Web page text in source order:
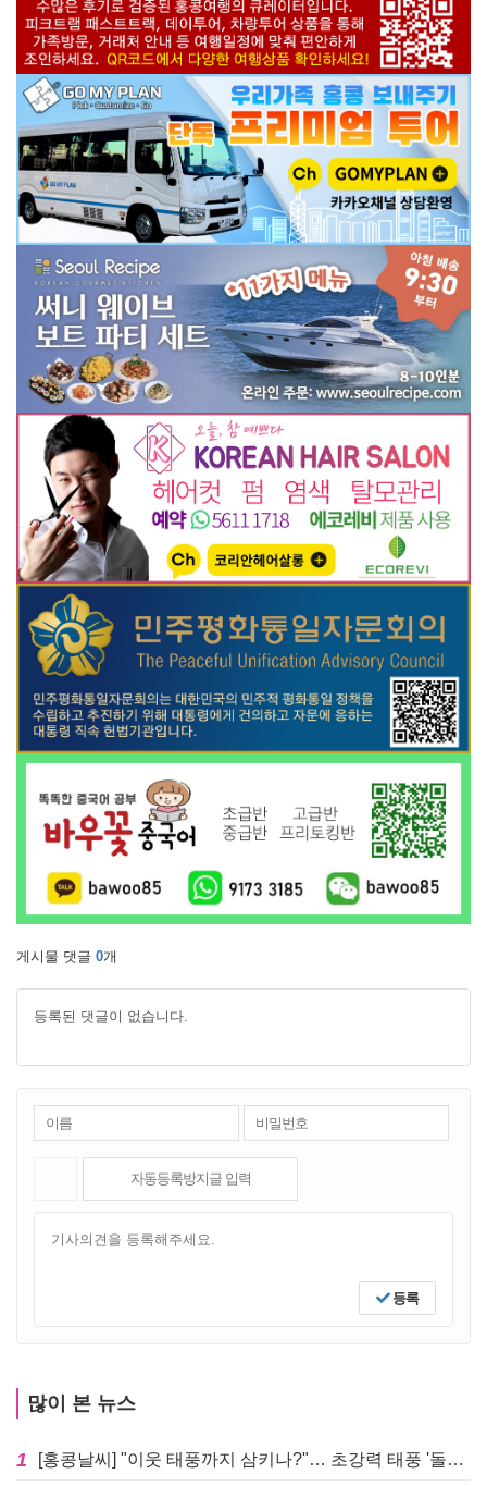
게시물 댓글 0개
등록된 댓글이 없습니다.
등록
많이 본 뉴스
1 [홍콩날씨] "이웃 태풍까지 삼키나?"… 초강력 태풍 '돌핀' 세력 재확장